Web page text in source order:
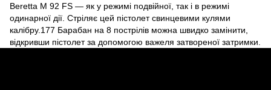
Beretta M 92 FS — як у режимі подвійної, так і в режимі
одинарної дії. Стріляє цей пістолет свинцевими кулями
калібру.177 Барабан на 8 пострілів можна швидко замінити,
відкривши пістолет за допомогою важеля затвореної затримки.